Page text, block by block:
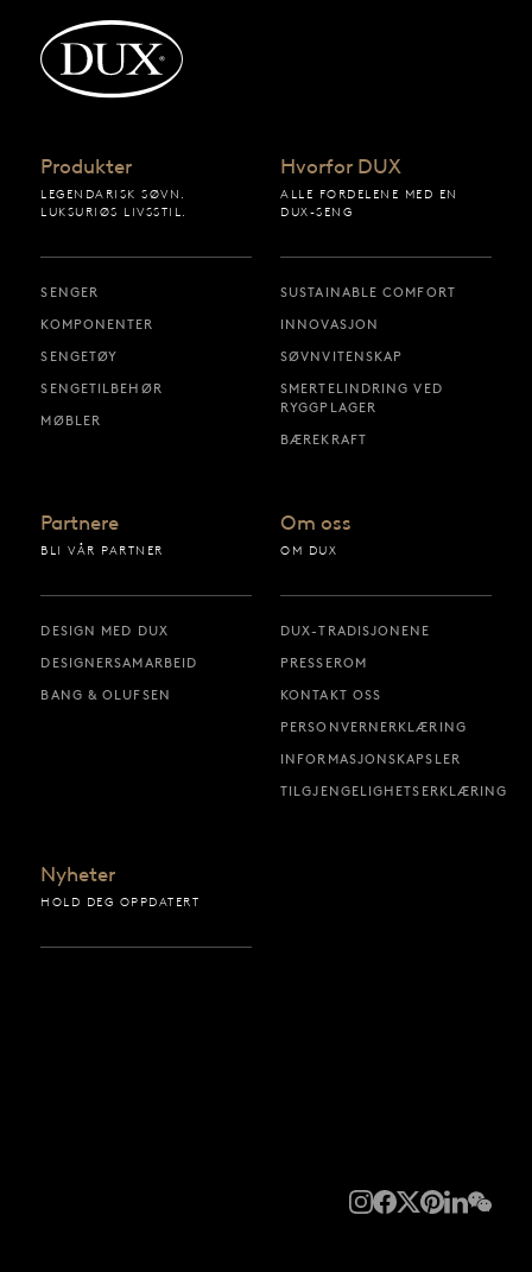
Produkter
LEGENDARISK SØVN.
LUKSURIØS LIVSSTIL.
SENGER
KOMPONENTER
SENGETØY
SENGETILBEHØR
MØBLER
Hvorfor DUX
ALLE FORDELENE MED EN
DUX-SENG
SUSTAINABLE COMFORT
INNOVASJON
SØVNVITENSKAP
SMERTELINDRING VED
RYGGPLAGER
BÆREKRAFT
Partnere
BLI VÅR PARTNER
DESIGN MED DUX
DESIGNERSAMARBEID
BANG & OLUFSEN
Om oss
OM DUX
DUX-TRADISJONENE
PRESSEROM
KONTAKT OSS
PERSONVERNERKLÆRING
INFORMASJONSKAPSLER
TILGJENGELIGHETSERKLÆRING
Nyheter
HOLD DEG OPPDATERT